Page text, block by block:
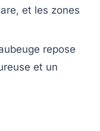
et les zones
repose
et un